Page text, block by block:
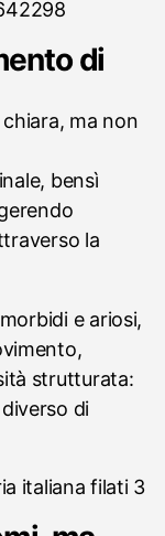
di
ma non
bensì
la
e ariosi,
strutturata:
di